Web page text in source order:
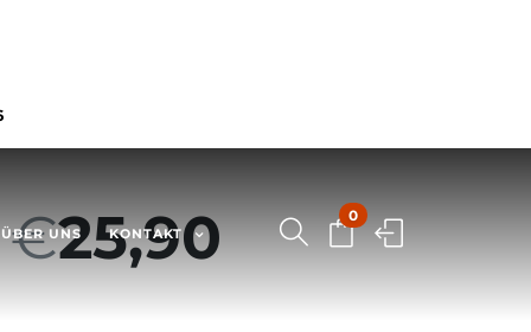
ÜBER UNS KONTAKT
0
€25,90